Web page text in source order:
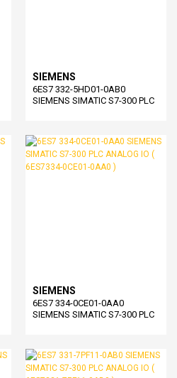
SIEMENS
6ES7 332-5HD01-0AB0
SIEMENS SIMATIC S7-300 PLC
SIEMENS
6ES7 334-0CE01-0AA0
SIEMENS SIMATIC S7-300 PLC